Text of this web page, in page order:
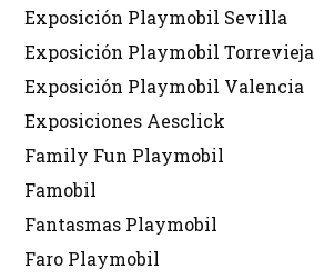
Exposición Playmobil Sevilla
Exposición Playmobil Torrevieja
Exposición Playmobil Valencia
Exposiciones Aesclick
Family Fun Playmobil
Famobil
Fantasmas Playmobil
Faro Playmobil